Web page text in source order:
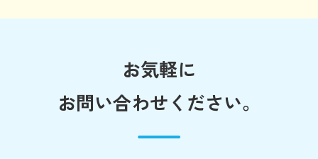
お気軽に
お問い合わせください。